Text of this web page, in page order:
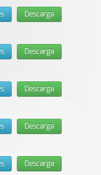
Descarga
Descarga
Descarga
Descarga
Descarga